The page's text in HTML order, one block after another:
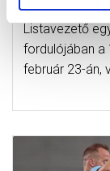
2020-02-23
Listavezető
fordulójában a
február 23-án,